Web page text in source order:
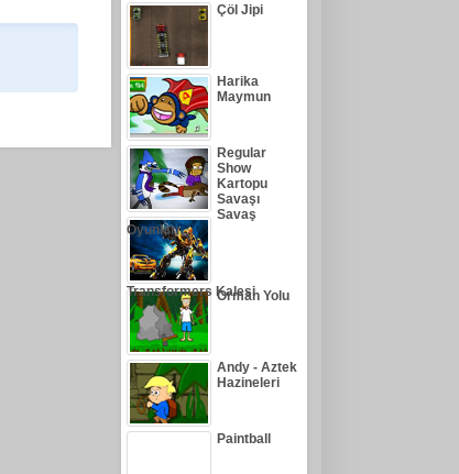
Çöl Jipi
Harika
Maymun
Regular
Show
Kartopu
Savaşı
Savaş
Oyunları
Transformers KalesiOrman Yolu
Andy - Aztek
Hazineleri
Paintball